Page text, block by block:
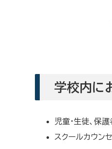
学校内に
児童・生徒、保
スクールカウン